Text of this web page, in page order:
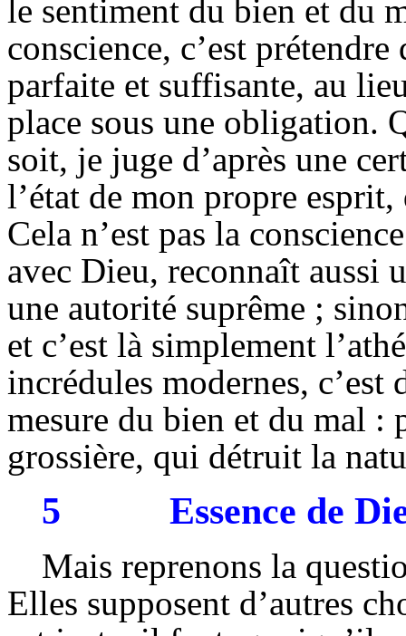
le sentiment du bien et du
conscience, c’est
parfaite et suffisante, au
place sous une obligation.
soit, je juge d’après une
l’état de mon propre
Cela n’est pas la
avec Dieu, reconnaît aussi
une autorité suprême ;
et c’est là simplement
incrédules modernes,
mesure du bien et du mal :
grossière, qui détruit la
5 Essence de
Mais reprenons la
Elles supposent d’autres